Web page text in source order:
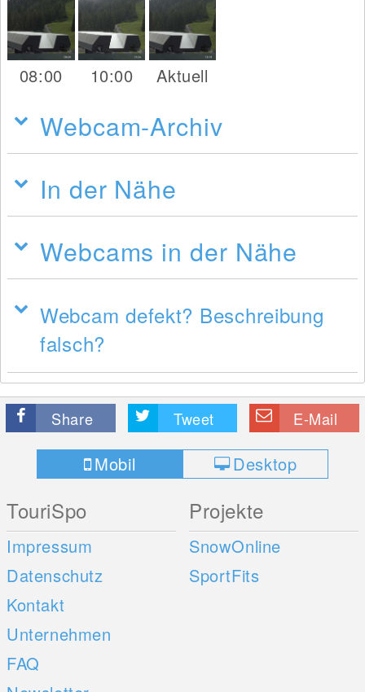
08:00 10:00 Aktuell
Webcam-Archiv
In der Nähe
Webcams in der Nähe
Webcam defekt? Beschreibung
falsch?
Share Tweet E-Mail
Mobil Desktop
TouriSpo
Impressum
Datenschutz
Kontakt
Unternehmen
FAQ
Projekte
SnowOnline
SportFits